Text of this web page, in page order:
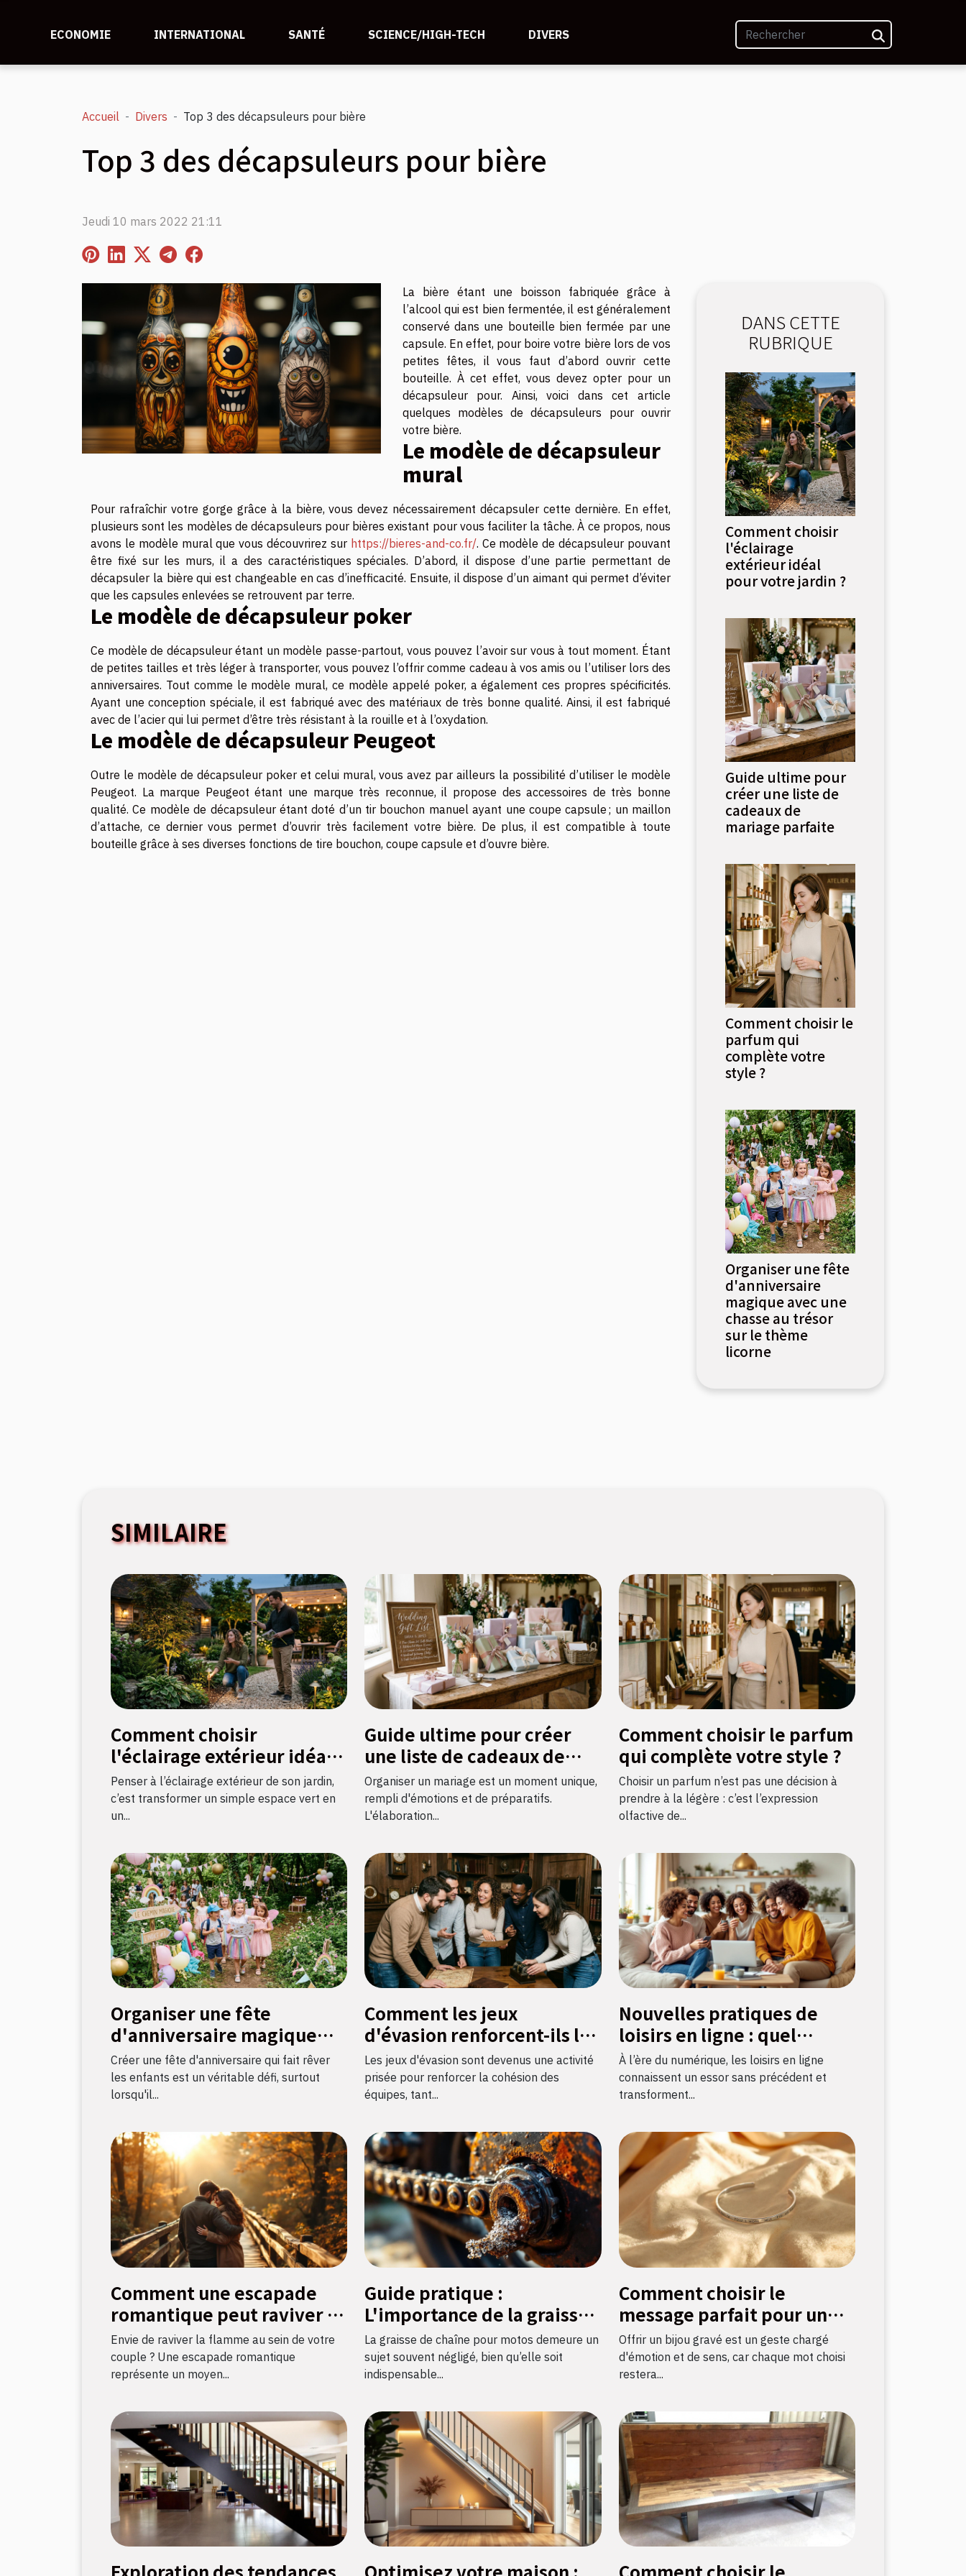
ECONOMIE INTERNATIONAL SANTÉ SCIENCE/HIGH-TECH DIVERS
Accueil Divers Top 3 des décapsuleurs pour bière
Top 3 des décapsuleurs pour bière
Jeudi 10 mars 2022 21:11
La bière étant une boisson fabriquée grâce à
l’alcool qui est bien fermentée, il est généralement
conservé dans une bouteille bien fermée par une
capsule. En effet, pour boire votre bière lors de vos
petites fêtes, il vous faut d’abord ouvrir cette
bouteille. À cet effet, vous devez opter pour un
décapsuleur pour. Ainsi, voici dans cet article
quelques modèles de décapsuleurs pour ouvrir
votre bière.
Le modèle de décapsuleur
mural
Pour rafraîchir votre gorge grâce à la bière, vous devez nécessairement décapsuler cette dernière. En effet,
plusieurs sont les modèles de décapsuleurs pour bières existant pour vous faciliter la tâche. À ce propos, nous
avons le modèle mural que vous découvrirez sur https://bieres-and-co.fr/. Ce modèle de décapsuleur pouvant
être fixé sur les murs, il a des caractéristiques spéciales. D’abord, il dispose d’une partie permettant de
décapsuler la bière qui est changeable en cas d’inefficacité. Ensuite, il dispose d’un aimant qui permet d’éviter
que les capsules enlevées se retrouvent par terre.
Le modèle de décapsuleur poker
Ce modèle de décapsuleur étant un modèle passe-partout, vous pouvez l’avoir sur vous à tout moment. Étant
de petites tailles et très léger à transporter, vous pouvez l’offrir comme cadeau à vos amis ou l’utiliser lors des
anniversaires. Tout comme le modèle mural, ce modèle appelé poker, a également ces propres spécificités.
Ayant une conception spéciale, il est fabriqué avec des matériaux de très bonne qualité. Ainsi, il est fabriqué
avec de l’acier qui lui permet d’être très résistant à la rouille et à l’oxydation.
Le modèle de décapsuleur Peugeot
Outre le modèle de décapsuleur poker et celui mural, vous avez par ailleurs la possibilité d’utiliser le modèle
Peugeot. La marque Peugeot étant une marque très reconnue, il propose des accessoires de très bonne
qualité. Ce modèle de décapsuleur étant doté d’un tir bouchon manuel ayant une coupe capsule ; un maillon
d’attache, ce dernier vous permet d’ouvrir très facilement votre bière. De plus, il est compatible à toute
bouteille grâce à ses diverses fonctions de tire bouchon, coupe capsule et d’ouvre bière.
DANS CETTE
RUBRIQUE
Comment choisir
l'éclairage
extérieur idéal
pour votre jardin ?
Guide ultime pour
créer une liste de
cadeaux de
mariage parfaite
Comment choisir le
parfum qui
complète votre
style ?
Organiser une fête
d'anniversaire
magique avec une
chasse au trésor
sur le thème
licorne
SIMILAIRE
Comment choisir
l'éclairage extérieur idéal
pour votre jardin ?
Penser à l’éclairage extérieur de son jardin,
c’est transformer un simple espace vert en
un...
Guide ultime pour créer
une liste de cadeaux de
mariage parfaite
Organiser un mariage est un moment unique,
rempli d'émotions et de préparatifs.
L'élaboration...
Comment choisir le parfum
qui complète votre style ?
Choisir un parfum n’est pas une décision à
prendre à la légère : c’est l’expression
olfactive de...
Organiser une fête
d'anniversaire magique
avec une chasse au trésor
sur le thème licorne
Créer une fête d'anniversaire qui fait rêver
les enfants est un véritable défi, surtout
lorsqu'il...
Comment les jeux
d'évasion renforcent-ils les
liens d'équipe ?
Les jeux d'évasion sont devenus une activité
prisée pour renforcer la cohésion des
équipes, tant...
Nouvelles pratiques de
loisirs en ligne : quel
impact sur la culture
française ?
À l’ère du numérique, les loisirs en ligne
connaissent un essor sans précédent et
transforment...
Comment une escapade
romantique peut raviver la
flamme amoureuse ?
Envie de raviver la flamme au sein de votre
couple ? Une escapade romantique
représente un moyen...
Guide pratique :
L'importance de la graisse
de chaîne pour motos
La graisse de chaîne pour motos demeure un
sujet souvent négligé, bien qu’elle soit
indispensable...
Comment choisir le
message parfait pour un
bijou gravé ?
Offrir un bijou gravé est un geste chargé
d'émotion et de sens, car chaque mot choisi
restera...